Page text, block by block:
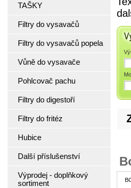
TAŠKY
Filtry do vysavačů
Filtry do vysavačů popela
Vůně do vysavače
Pohlcovač pachu
Filtry do digestoří
Filtry do fritéz
Hubice
Další příslušenství
Výprodej - doplňkový
sortiment